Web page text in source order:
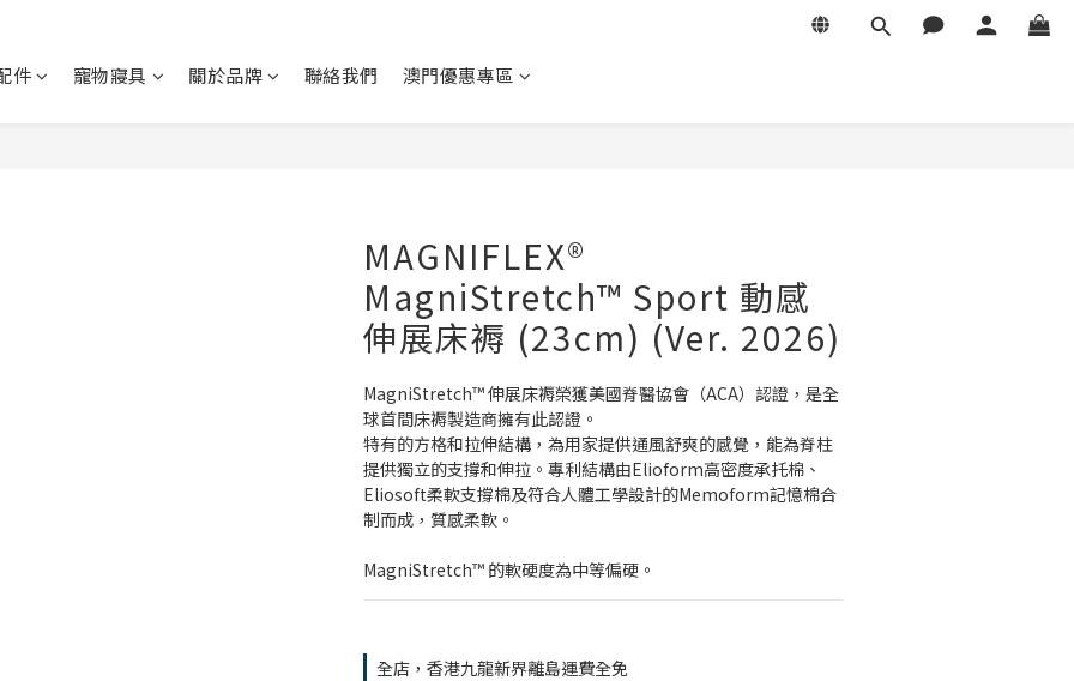
件 寵物寢具 關於品牌 聯絡我們 澳門優惠專區
MAGNIFLEX®
MagniStretch™ Sport 動感
伸展床褥 (23cm) (Ver. 2026)
MagniStretch™ 伸展床褥榮獲美國脊醫協會（ACA）認證，是全
球首間床褥製造商擁有此認證。
特有的方格和拉伸結構，為用家提供通風舒爽的感覺，能為脊柱
提供獨立的支撐和伸拉。專利結構由Elioform高密度承托棉、
Eliosoft柔軟支撐棉及符合人體工學設計的Memoform記憶棉合
制而成，質感柔軟。
MagniStretch™ 的軟硬度為中等偏硬。
全店，香港九龍新界離島運費全免